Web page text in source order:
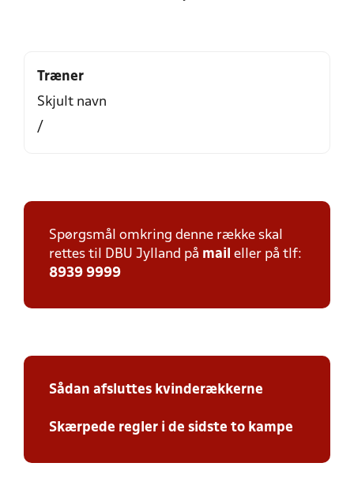
Træner
Skjult navn
/
Spørgsmål omkring denne række skal
rettes til DBU Jylland på mail eller på tlf:
8939 9999
Sådan afsluttes kvinderækkerne
Skærpede regler i de sidste to kampe